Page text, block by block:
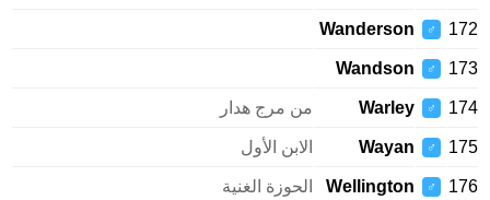
172
♂
Wanderson
173
♂
Wandson
174
♂
Warley من مرج هدار
175
♂
Wayan الابن الأول
176
♂
Wellington الحوزة الغنية